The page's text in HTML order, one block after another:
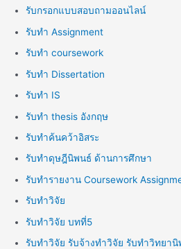
รับกรอกแบบสอบถามออนไลน์
รับทำ Assignment
รับทำ coursework
รับทำ Dissertation
รับทำ IS
รับทำ thesis อังกฤษ
รับทำค้นคว้าอิสระ
รับทำดุษฎีนิพนธ์ ด้านการศึกษา
รับทำรายงาน Coursework
รับทำวิจัย
รับทำวิจัย บทที่5
รับทำวิจัย รับจ้างทำวิจัย รับทำวิทยา